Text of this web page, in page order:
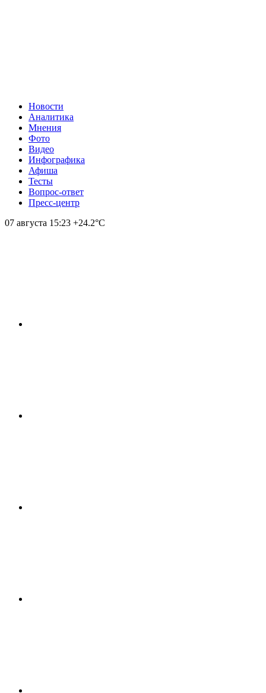
Новости
Аналитика
Мнения
Фото
Видео
Инфографика
Афиша
Тесты
Вопрос-ответ
Пресс-центр
07 августа 15:23 +24.2°С